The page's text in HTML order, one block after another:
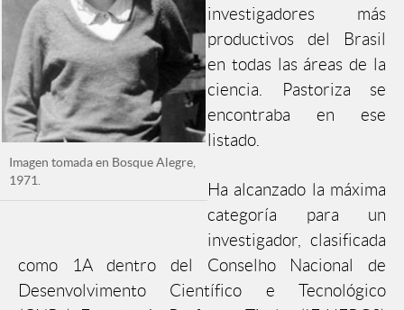
Imagen tomada en Bosque Alegre,
1971.
investigadores más
productivos del Brasil
en todas las áreas de la
ciencia. Pastoriza se
encontraba en ese
listado.
Ha alcanzado la máxima
categoría para un
investigador, clasificada
como 1A dentro del Conselho Nacional de
Desenvolvimento Científico e Tecnológico